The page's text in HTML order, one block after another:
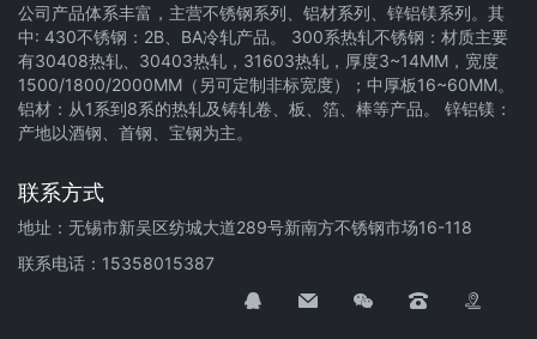
公司产品体系丰富，主营不锈钢系列、铝材系列、锌铝镁系列。其
中: 430不锈钢：2B、BA冷轧产品。 300系热轧不锈钢：材质主要
有30408热轧、30403热轧，31603热轧，厚度3~14MM，宽度
1500/1800/2000MM（另可定制非标宽度）；中厚板16~60MM。
铝材：从1系到8系的热轧及铸轧卷、板、箔、棒等产品。 锌铝镁：
产地以酒钢、首钢、宝钢为主。
联系方式
地址：无锡市新吴区纺城大道289号新南方不锈钢市场16-118
联系电话：15358015387